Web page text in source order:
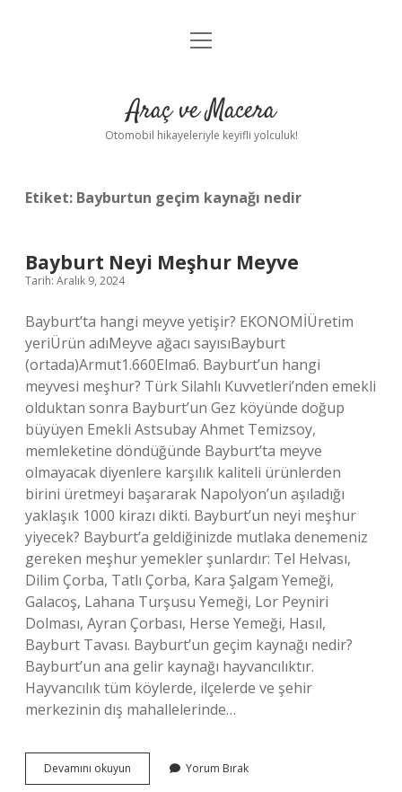
Anasayfa
Yasal Uyarı
menüyü
Araç ve Macera
Otomobil hikayeleriyle keyifli yolculuk!
Etiket: Bayburtun geçim kaynağı nedir
Bayburt Neyi Meşhur Meyve
Tarih: Aralık 9, 2024
Bayburt’ta hangi meyve yetişir? EKONOMİÜretim
yeriÜrün adıMeyve ağacı sayısıBayburt
(ortada)Armut1.660Elma6. Bayburt’un hangi
meyvesi meşhur? Türk Silahlı Kuvvetleri’nden emekli
olduktan sonra Bayburt’un Gez köyünde doğup
büyüyen Emekli Astsubay Ahmet Temizsoy,
memleketine döndüğünde Bayburt’ta meyve
olmayacak diyenlere karşılık kaliteli ürünlerden
birini üretmeyi başararak Napolyon’un aşıladığı
yaklaşık 1000 kirazı dikti. Bayburt’un neyi meşhur
yiyecek? Bayburt’a geldiğinizde mutlaka denemeniz
gereken meşhur yemekler şunlardır: Tel Helvası,
Dilim Çorba, Tatlı Çorba, Kara Şalgam Yemeği,
Galacoş, Lahana Turşusu Yemeği, Lor Peyniri
Dolması, Ayran Çorbası, Herse Yemeği, Hasıl,
Bayburt Tavası. Bayburt’un geçim kaynağı nedir?
Bayburt’un ana gelir kaynağı hayvancılıktır.
Hayvancılık tüm köylerde, ilçelerde ve şehir
merkezinin dış mahallelerinde…
Devamını okuyun Bayburt
Neyi
Yorum Bırak